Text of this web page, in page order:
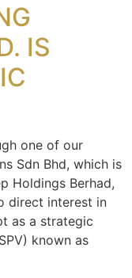
IS
one of our
Sdn Bhd, which is
Holdings Berhad,
direct interest in
as a strategic
known as